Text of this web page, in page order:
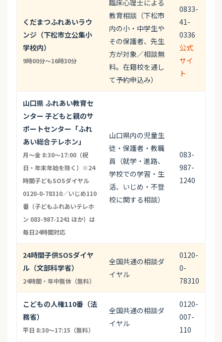
くだまつふれあいラウ
ンジ（下松市立公集小
学校内）
9時00分～16時30分
臨床心理士による
教育相談（下松市
内の小・中学生や
その保護者、先生
方が対象／相談無
料。在籍校を通し
て予約申込み）
0833-
41-
0336
公式
サイ
ト
山口県 ふれあい教育セ
ンター 子どもと親のサ
ポートセンター「ふれ
あい総合テレホン」
月〜金 8:30〜17:00（祝
日・年末年始を除く）※24
時間子どもSOSダイヤル
0120-0-78310／いじめ110
番（子どもふれあいテレホ
ン 083-987-1241 ほか）は
毎日24時間対応
山口県内の児童生
徒・保護者・教職
員（就学・進路、
学校での学習・生
活、いじめ・不登
校に関する相談）
083-
987-
1240
24時間子供SOSダイヤ
ル（文部科学省）
24時間・年中無休（無料）
全国共通の相談ダ
イヤル
0120-
0-
78310
こどもの人権110番（法
務省）
平日 8:30〜17:15（無料）
全国共通の相談ダ
イヤル
0120-
007-
110